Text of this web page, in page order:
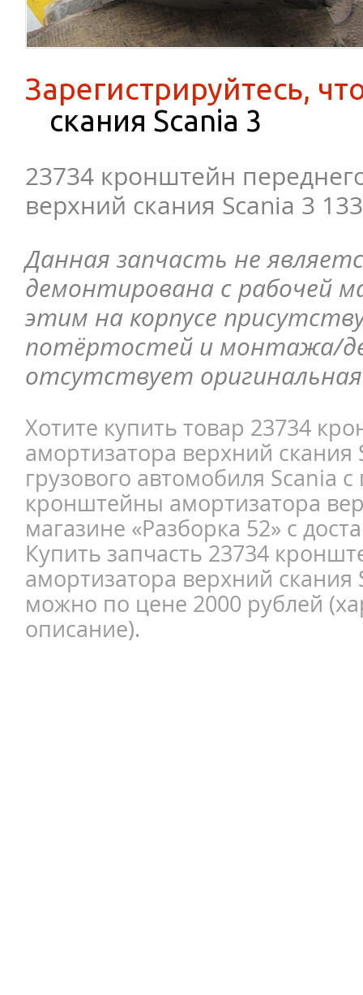
Зарегистрируйтесь,
скания Scania 3
23734 кронштейн
верхний скания Scania 3
Данная запчасть не
демонтирована с рабочей
этим на корпусе
потёртостей и монтажа/
отсутствует оригинальная
Хотите купить товар 23734
амортизатора верхний скания
грузового автомобиля Scania
кронштейны амортизатора
магазине «Разборка 52» с
Купить запчасть 23734
амортизатора верхний скания
можно по цене 2000 рублей
описание).